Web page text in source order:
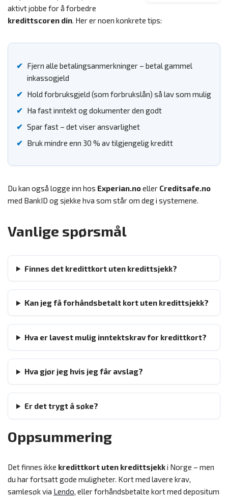
aktivt jobbe for å forbedre
kredittscoren din. Her er noen konkrete tips:
Fjern alle betalingsanmerkninger – betal gammel
inkassogjeld
Hold forbruksgjeld (som forbrukslån) så lav som mulig
Ha fast inntekt og dokumenter den godt
Spar fast – det viser ansvarlighet
Bruk mindre enn 30 % av tilgjengelig kreditt
Du kan også logge inn hos Experian.noeller Creditsafe.no
med BankID og sjekke hva som står om deg i systemene.
Vanlige spørsmål
Finnes det kredittkort uten kredittsjekk?
Kan jeg få forhåndsbetalt kort uten kredittsjekk?
Hva er lavest mulig inntektskrav for kredittkort?
Hva gjør jeg hvis jeg får avslag?
Er det trygt å søke?
Oppsummering
Det finnes ikke kredittkort uten kredittsjekki Norge – men
du har fortsatt gode muligheter. Kort med lavere krav,
samlesøk via Lendo, eller forhåndsbetalte kort med depositum